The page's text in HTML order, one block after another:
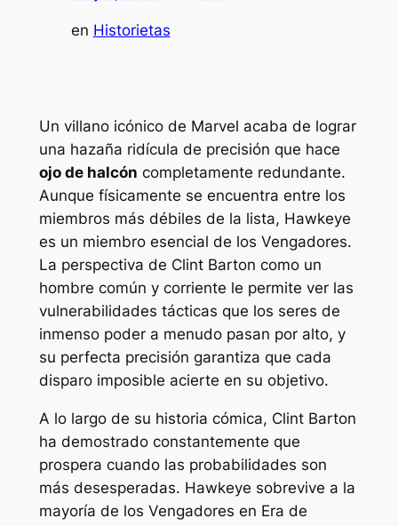
en Historietas
Un villano icónico de Marvel acaba de lograr
una hazaña ridícula de precisión que hace
ojo de halcón completamente redundante.
Aunque físicamente se encuentra entre los
miembros más débiles de la lista, Hawkeye
es un miembro esencial de los Vengadores.
La perspectiva de Clint Barton como un
hombre común y corriente le permite ver las
vulnerabilidades tácticas que los seres de
inmenso poder a menudo pasan por alto, y
su perfecta precisión garantiza que cada
disparo imposible acierte en su objetivo.
A lo largo de su historia cómica, Clint Barton
ha demostrado constantemente que
prospera cuando las probabilidades son
más desesperadas. Hawkeye sobrevive a la
mayoría de los Vengadores en Era de